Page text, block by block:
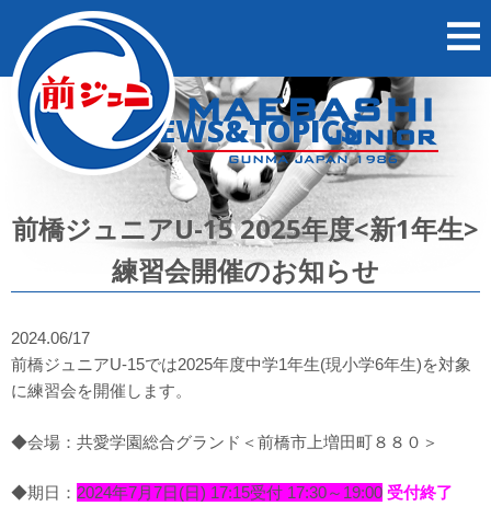
NEWS&TOPICS
前橋ジュニアU-15 2025年度<新1年生>
練習会開催のお知らせ
2024.06/17
前橋ジュニアU-15では2025年度中学1年生(現小学6年生)を対象
に練習会を開催します。
◆会場：共愛学園総合グランド＜前橋市上増田町８８０＞
◆期日： 2024年7月7日(日) 17:15受付 17:30～19:00 受付終了